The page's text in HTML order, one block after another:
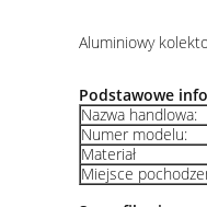
Aluminiowy
Podstawowe
Nazwa handlowa:
Numer modelu:
Materiał
Miejsce